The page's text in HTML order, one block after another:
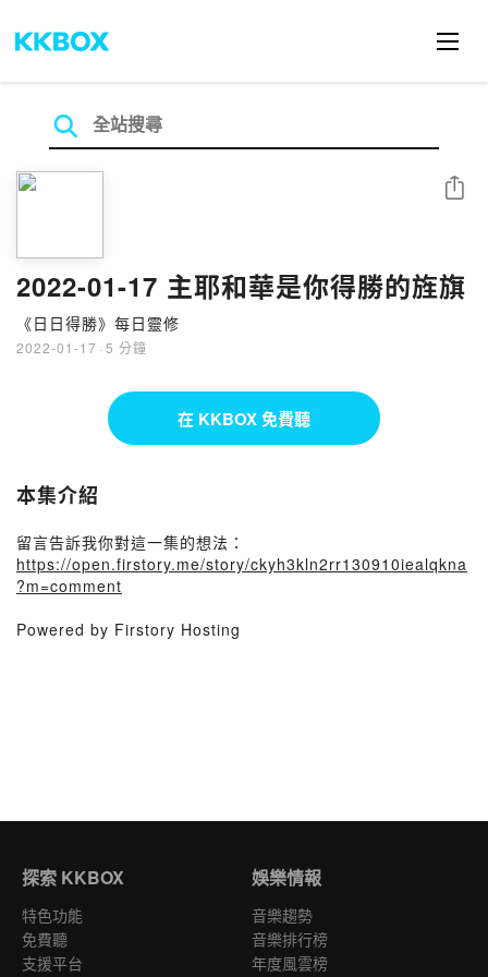
2022-01-17 主耶和華是你得勝的旌旗
《日日得勝》每日靈修
2022-01-17 · 5 分鐘
分享
在 KKBOX 免費聽
本集介紹
留言告訴我你對這一集的想法：
https://open.firstory.me/story/ckyh3kln2rr130910iealqkna
?m=comment
Powered by Firstory Hosting
探索 KKBOX
特色功能
免費聽
支援平台
娛樂情報
音樂趨勢
音樂排行榜
年度風雲榜